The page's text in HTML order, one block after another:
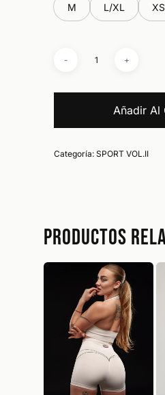
No hay
M L/XL
Añadir Al
Categoría: SPORT VOL.II
Productos